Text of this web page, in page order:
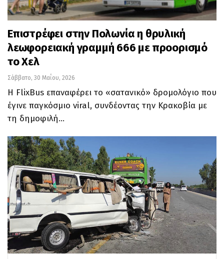
Επιστρέφει στην Πολωνία η θρυλική
λεωφορειακή γραμμή 666 με προορισμό
το Χελ
Σάββατο, 30 Μαΐου, 2026
Η FlixBus επαναφέρει το «σατανικό» δρομολόγιο που
έγινε παγκόσμιο viral, συνδέοντας την Κρακοβία με
τη δημοφιλή…